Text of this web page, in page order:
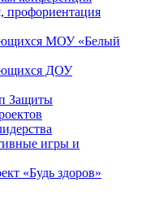
профориентация
МОУ «Белый
ДОУ
Защиты
игры и
«Будь здоров»